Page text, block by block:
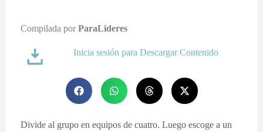
Compilada porParaLideres
Inicia sesión para Descargar Contenido
Divide al grupo en equipos de cuatro. Luego escoge a un